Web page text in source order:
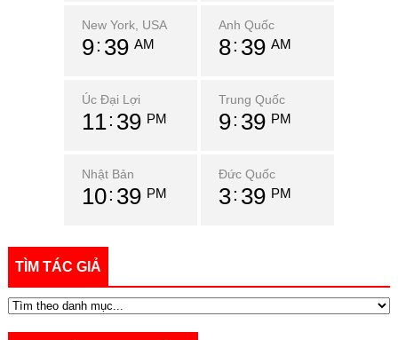
New York, USA
9 39 AM
Anh Quốc
8 39 AM
Úc Đại Lợi
11 39 PM
Trung Quốc
9 39 PM
Nhật Bản
10 39 PM
Đức Quốc
3 39 PM
TÌM TÁC GIẢ